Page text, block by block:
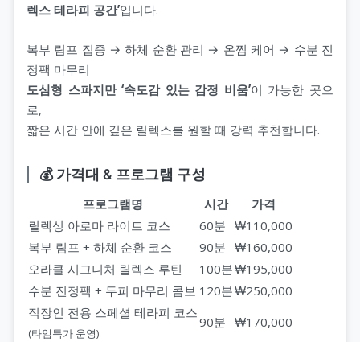
렉스 테라피 공간’입니다.
복부 림프 집중 → 하체 순환 관리 → 온찜 케어 → 수분 진
정팩 마무리
도심형 스파지만 ‘속도감 있는 감정 비움’이 가능한 곳으
로,
짧은 시간 안에 깊은 릴렉스를 원할 때 강력 추천합니다.
💰 가격대 & 프로그램 구성
프로그램명 시간
가격
릴렉싱 아로마 라이트 코스
60분 ₩110,000
복부 림프 + 하체 순환 코스
90분 ₩160,000
오라클 시그니처 릴렉스 루틴
100분₩195,000
수분 진정팩 + 두피 마무리 콤보 120분₩250,000
직장인 전용 스페셜 테라피 코스
(타임특가 운영)
90분 ₩170,000